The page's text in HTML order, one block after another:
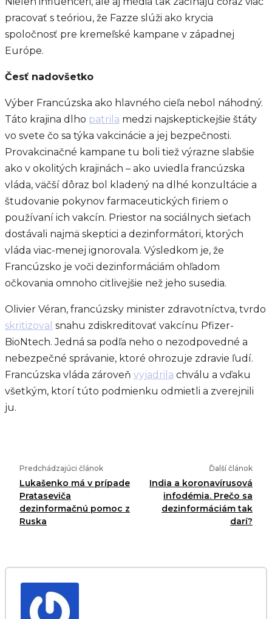
pracovať s teóriou, že Fazze slúži ako krycia
spoločnosť pre kremeľské kampane v západnej
Európe.
Česť nadovšetko
Výber Francúzska ako hlavného cieľa nebol náhodný.
Táto krajina dlho patrila medzi najskeptickejšie štáty
vo svete čo sa týka vakcinácie a jej bezpečnosti.
Provakcinačné kampane tu boli tiež výrazne slabšie
ako v okolitých krajinách – ako uviedla francúzska
vláda, väčší dôraz bol kladený na dlhé konzultácie a
študovanie pokynov farmaceutických firiem o
používaní ich vakcín. Priestor na sociálnych sieťach
dostávali najmä skeptici a dezinformátori, ktorých
vláda viac-menej ignorovala. Výsledkom je, že
Francúzsko je voči dezinformáciám ohľadom
očkovania omnoho citlivejšie než jeho susedia.
Olivier Véran, francúzsky minister zdravotníctva, tvrdo
skritizoval snahu zdiskreditovať vakcínu Pfizer-
BioNtech. Jedná sa podľa neho o nezodpovedné a
nebezpečné správanie, ktoré ohrozuje zdravie ľudí.
Francúzska vláda zároveň vyjadrila chválu a vďaku
všetkým, ktorí túto podmienku odmietli a zverejnili
ju.
Predchádzajúci článok
Lukašenko má v prípade
Prataseviča
dezinformačnú pomoc z
Ruska
Ďalší článok
India a koronavírusová
infodémia. Prečo sa
dezinformáciám tak
darí?